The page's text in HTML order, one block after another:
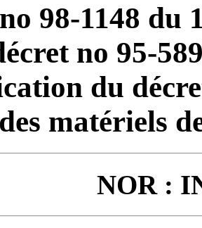
98-1148 du
no 95-
du
matériels
NOR :